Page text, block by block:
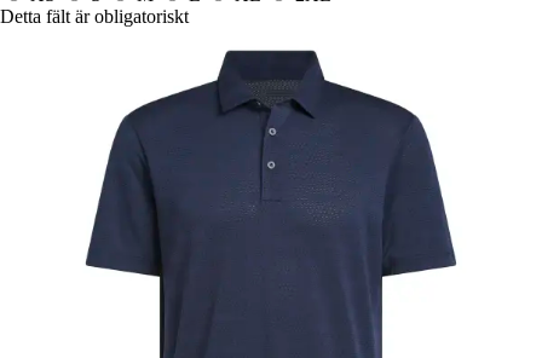
Detta fält är obligatoriskt